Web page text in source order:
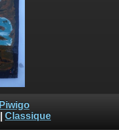
Piwigo
Classique